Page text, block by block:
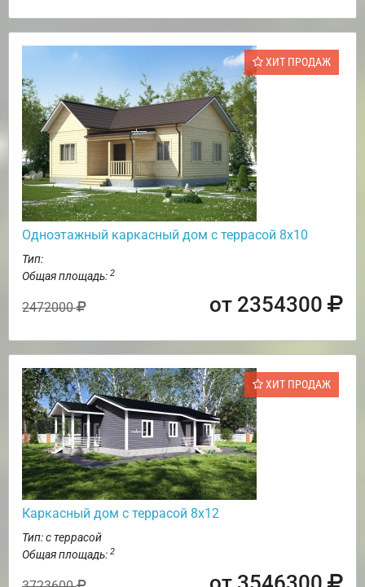
ХИТ ПРОДАЖ
Одноэтажный каркасный дом с террасой 8х10
Тип:
Общая площадь: 2
2472000 от 2354300
ХИТ ПРОДАЖ
Каркасный дом с террасой 8х12
Тип: с террасой
Общая площадь: 2